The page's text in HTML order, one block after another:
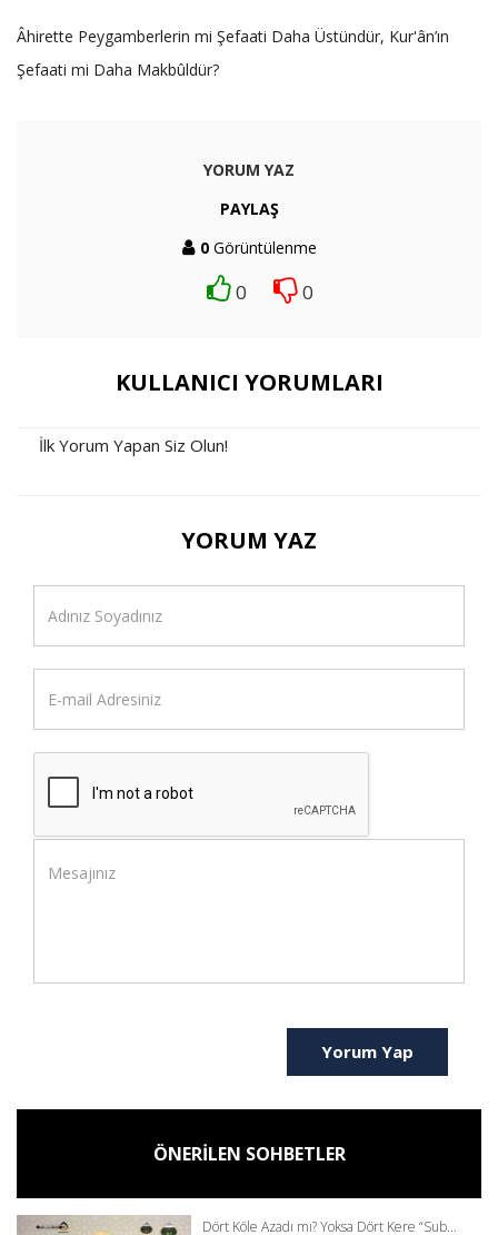
Âhirette Peygamberlerin mi Şefaati Daha Üstündür, Kur'ân’ın
Şefaati mi Daha Makbûldür?
YORUM YAZ
PAYLAŞ
0Görüntülenme
0 0
KULLANICI YORUMLARI
İlk Yorum Yapan Siz Olun!
YORUM YAZ
Yorum Yap
ÖNERİLEN SOHBETLER
Dört Köle Azadı mı? Yoksa Dört Kere “Sub...